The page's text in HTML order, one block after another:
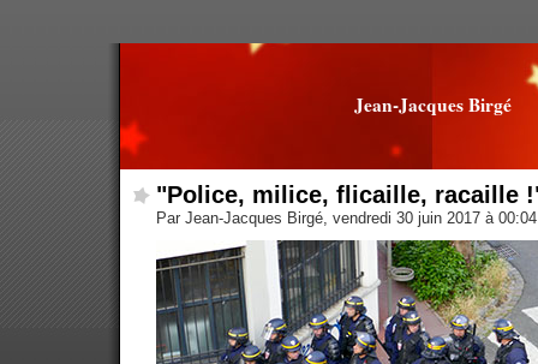
Jean-Jacques Birgé
"Police, milice, flicaille, racaille
Par Jean-Jacques Birgé, vendredi 30 juin 2017 à